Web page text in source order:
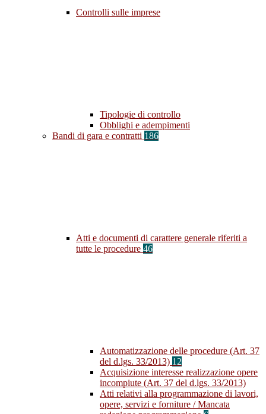
Controlli sulle imprese
Tipologie di controllo
Obblighi e adempimenti
Bandi di gara e contratti 186
Atti e documenti di carattere generale riferiti a
tutte le procedure 46
Automatizzazione delle procedure (Art. 37
del d.lgs. 33/2013) 12
Acquisizione interesse realizzazione opere
incompiute (Art. 37 del d.lgs. 33/2013)
Atti relativi alla programmazione di lavori,
opere, servizi e forniture / Mancata